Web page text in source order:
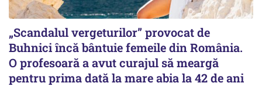
„Scandalul vergeturilor” provocat de
Buhnici încă bântuie femeile din România.
O profesoară a avut curajul să meargă
pentru prima dată la mare abia la 42 de ani